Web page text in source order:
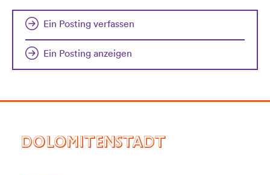
Ein Posting verfassen
Ein Posting anzeigen
DOLOMITENSTADT